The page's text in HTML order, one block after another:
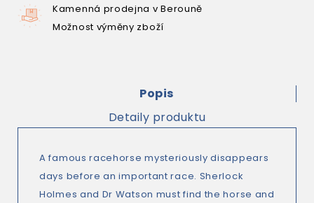
Kamenná prodejna v Berouně
Možnost výměny zboží
Popis
Detaily produktu
A famous racehorse mysteriously disappears
days before an important race. Sherlock
Holmes and Dr Watson must find the horse and